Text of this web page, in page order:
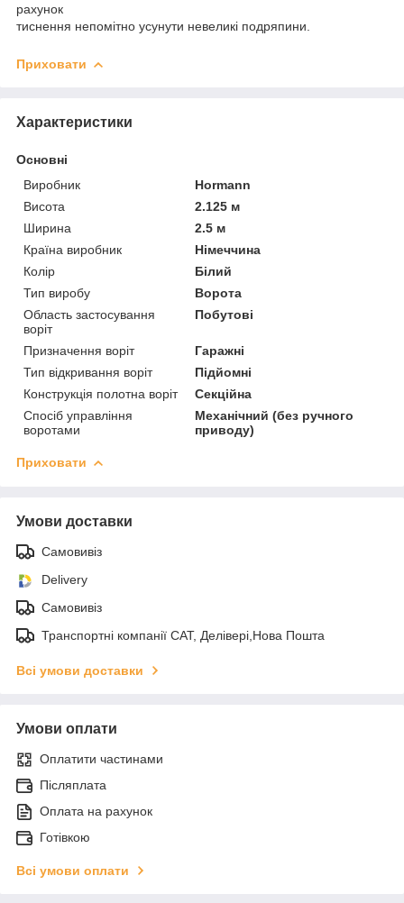
рахунок
тиснення непомітно усунути невеликі подряпини.
Приховати
Характеристики
Основні
Виробник
Hormann
Висота
2.125 м
Ширина
2.5 м
Країна виробник
Німеччина
Колір
Білий
Тип виробу
Ворота
Область застосування
воріт
Побутові
Призначення воріт
Гаражні
Тип відкривання воріт
Підйомні
Конструкція полотна воріт
Секційна
Спосіб управління
воротами
Механічний (без ручного
приводу)
Приховати
Умови доставки
Самовивіз
Delivery
Самовивіз
Транспортні компанії САТ, Делівері,Нова Пошта
Всі умови доставки
Умови оплати
Оплатити частинами
Післяплата
Оплата на рахунок
Готівкою
Всі умови оплати